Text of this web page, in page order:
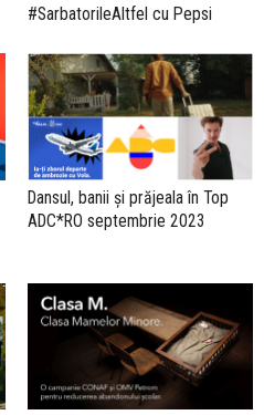
#SarbatorileAltfel cu Pepsi
Dansul, banii și prăjeala în Top
ADC*RO septembrie 2023